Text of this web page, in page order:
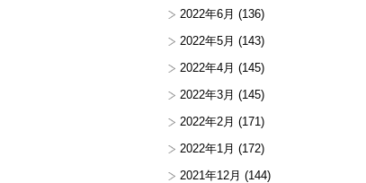
2022年6月 (136)
2022年5月 (143)
2022年4月 (145)
2022年3月 (145)
2022年2月 (171)
2022年1月 (172)
2021年12月 (144)